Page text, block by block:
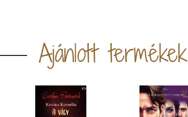
Ajánlott termékek